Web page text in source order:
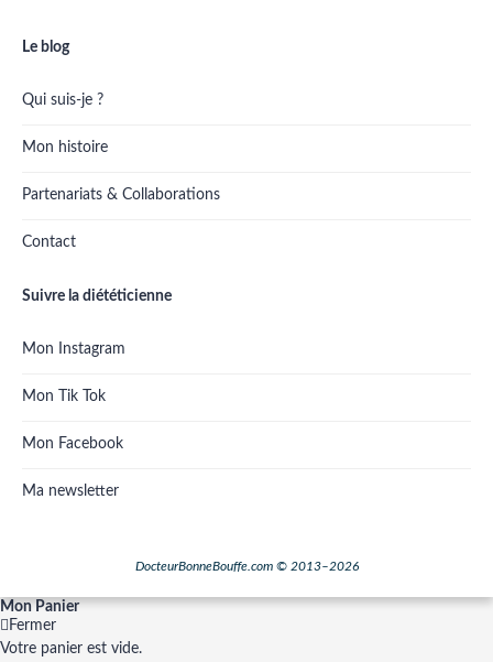
Le blog
Qui suis-je ?
Mon histoire
Partenariats & Collaborations
Contact
Suivre la diététicienne
Mon Instagram
Mon Tik Tok
Mon Facebook
Ma newsletter
DocteurBonneBouffe.com © 2013–2026
Mon Panier
Fermer
Votre panier est vide.